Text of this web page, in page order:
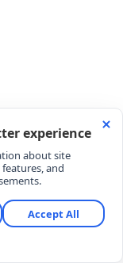
Ortaç, son
durumuyla
oturdu.
düeti
ünlü
katılmaması